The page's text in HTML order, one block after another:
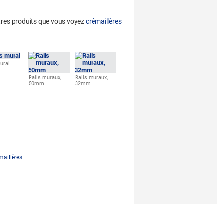
produits que vous voyezcrémaillères
Rails muraux,
50mm
Rails muraux,
32mm